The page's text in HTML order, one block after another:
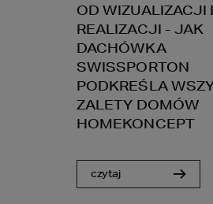
OD WIZUALIZACJI
REALIZACJI - JAK
DACHÓWKA
SWISSPORTON
PODKREŚLA
ZALETY DOMÓW
HOMEKONCEPT
czytaj